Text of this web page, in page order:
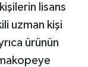
lisans
uzman kişi
ürünün